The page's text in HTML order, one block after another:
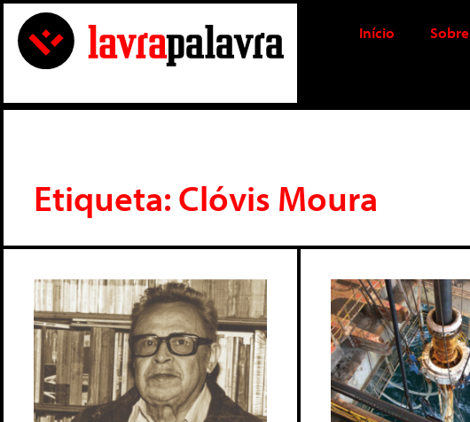
Início Sobre
Etiqueta: Clóvis Moura